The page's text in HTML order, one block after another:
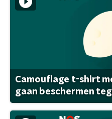
Camouflage t-shirt
gaan beschermen